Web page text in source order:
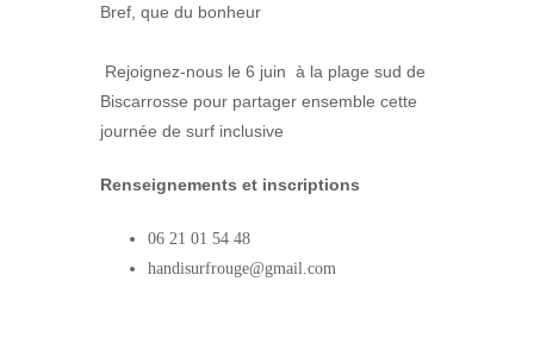
Bref, que du bonheur
Rejoignez-nous le 6 juin à la plage sud de
Biscarrosse pour partager ensemble cette
journée de surf inclusive
Renseignements et inscriptions
06 21 01 54 48
handisurfrouge@gmail.com